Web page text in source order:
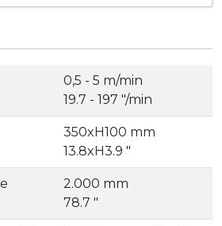
0,5 - 5 m/min
19.7 - 197 "/min
350xH100 mm
13.8xH3.9 "
2.000 mm
78.7 "